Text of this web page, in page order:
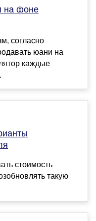
на фоне
согласно
юани на
каждые
стоимость
такую